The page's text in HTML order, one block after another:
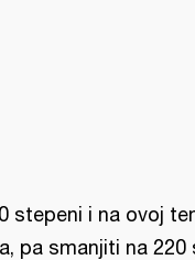
stepeni i na ovoj
pa smanjiti na 220